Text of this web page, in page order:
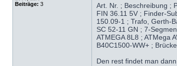
Beiträge: 3
Art. Nr. ; Beschreibung ;
FIN 36.11 5V ; Finder-
150.09-1 ; Trafo, Gerth-
SC 52-11 GN ; 7-
ATMEGA 8L8 ; ATMega
B40C1500-WW+ ;
Den rest findet man